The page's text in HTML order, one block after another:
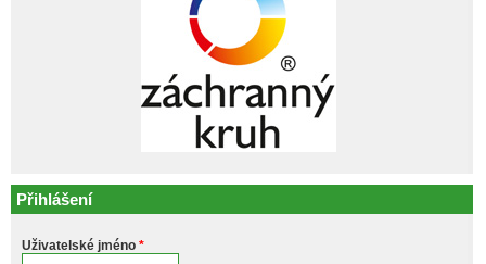
Přihlášení
Uživatelské jméno *